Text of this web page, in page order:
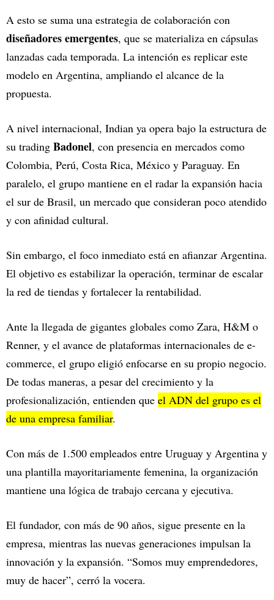
A esto se suma una estrategia de colaboración con
diseñadores emergentes, que se materializa en cápsulas
lanzadas cada temporada. La intención es replicar este
modelo en Argentina, ampliando el alcance de la
propuesta.
A nivel internacional, Indian ya opera bajo la estructura de
su trading Badonel, con presencia en mercados como
Colombia, Perú, Costa Rica, México y Paraguay. En
paralelo, el grupo mantiene en el radar la expansión hacia
el sur de Brasil, un mercado que consideran poco atendido
y con afinidad cultural.
Sin embargo, el foco inmediato está en afianzar Argentina.
El objetivo es estabilizar la operación, terminar de escalar
la red de tiendas y fortalecer la rentabilidad.
Ante la llegada de gigantes globales como Zara, H&M o
Renner, y el avance de plataformas internacionales de e-
commerce, el grupo eligió enfocarse en su propio negocio.
De todas maneras, a pesar del crecimiento y la
profesionalización, entienden que el ADN del grupo es el
de una empresa familiar.
Con más de 1.500 empleados entre Uruguay y Argentina y
una plantilla mayoritariamente femenina, la organización
mantiene una lógica de trabajo cercana y ejecutiva.
El fundador, con más de 90 años, sigue presente en la
empresa, mientras las nuevas generaciones impulsan la
innovación y la expansión. “Somos muy emprendedores,
muy de hacer”, cerró la vocera.